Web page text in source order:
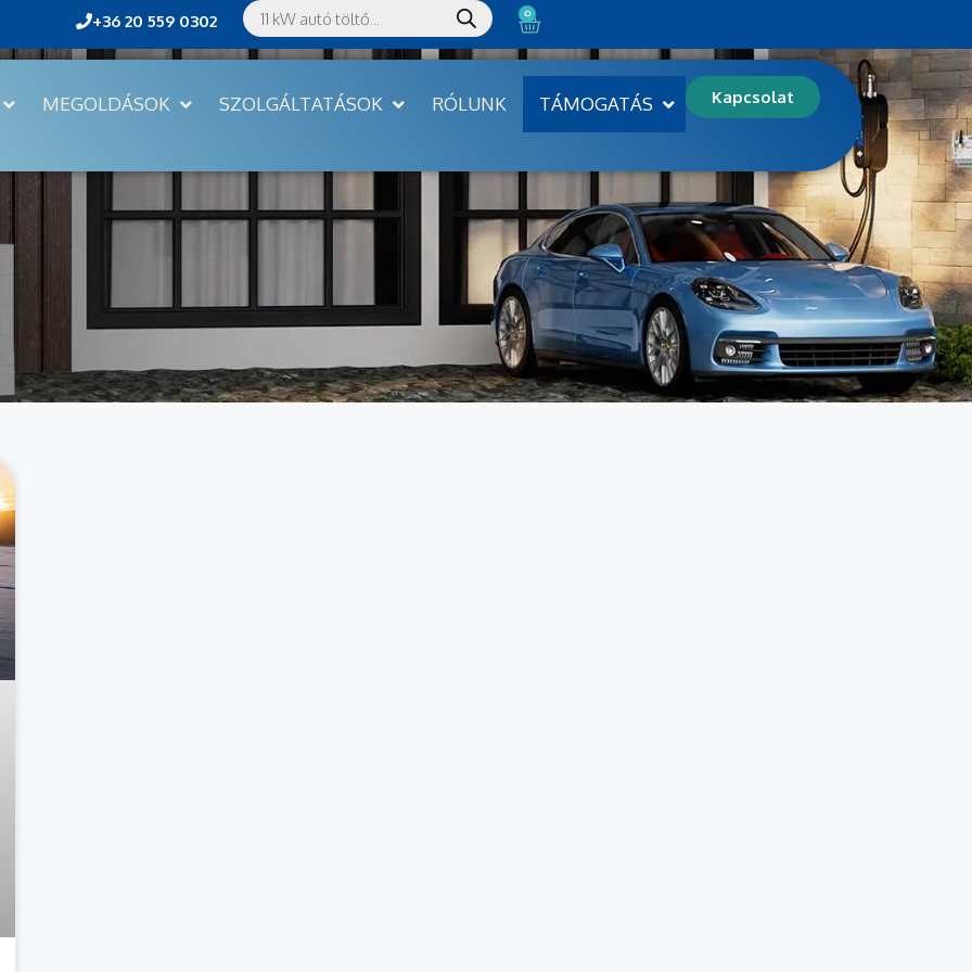
+36 20 559 0302 0
MEGOLDÁSOK SZOLGÁLTATÁSOK RÓLUNK TÁMOGATÁS Kapcsolat